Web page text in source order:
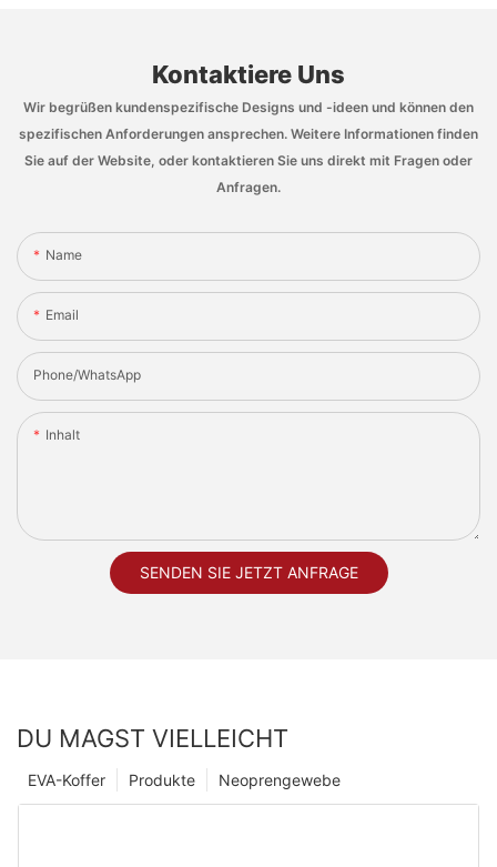
Kontaktiere Uns
Wir begrüßen kundenspezifische Designs und -ideen und können den
spezifischen Anforderungen ansprechen. Weitere Informationen finden
Sie auf der Website, oder kontaktieren Sie uns direkt mit Fragen oder
Anfragen.
Name
Email
Phone/whatsApp
Inhalt
SENDEN SIE JETZT ANFRAGE
DU MAGST VIELLEICHT
Neoprengewebe
Produkte
EVA-Koffer